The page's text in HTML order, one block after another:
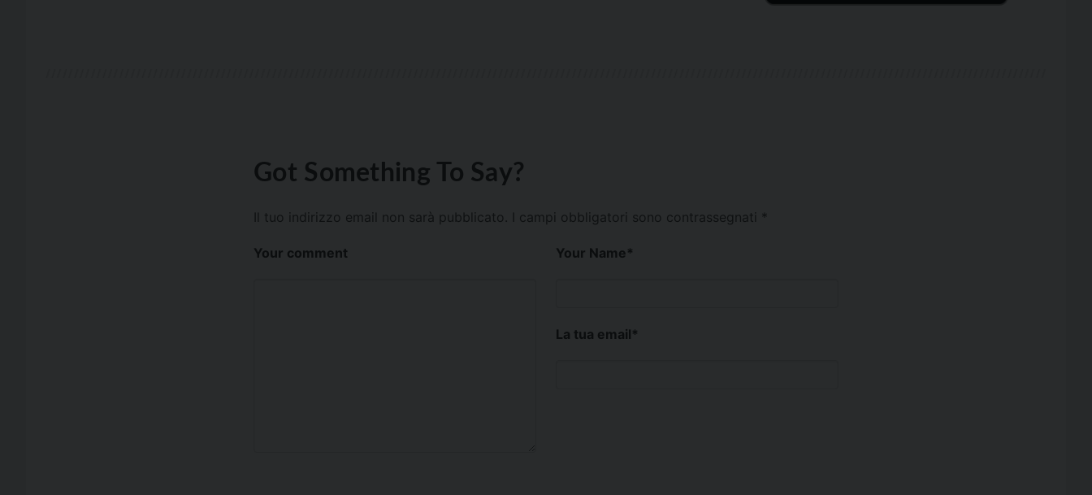
Got Something To Say?
Il tuo indirizzo email non sarà pubblicato. I campi obbligatori sono contrassegnati *
Your comment Your Name*
La tua email*